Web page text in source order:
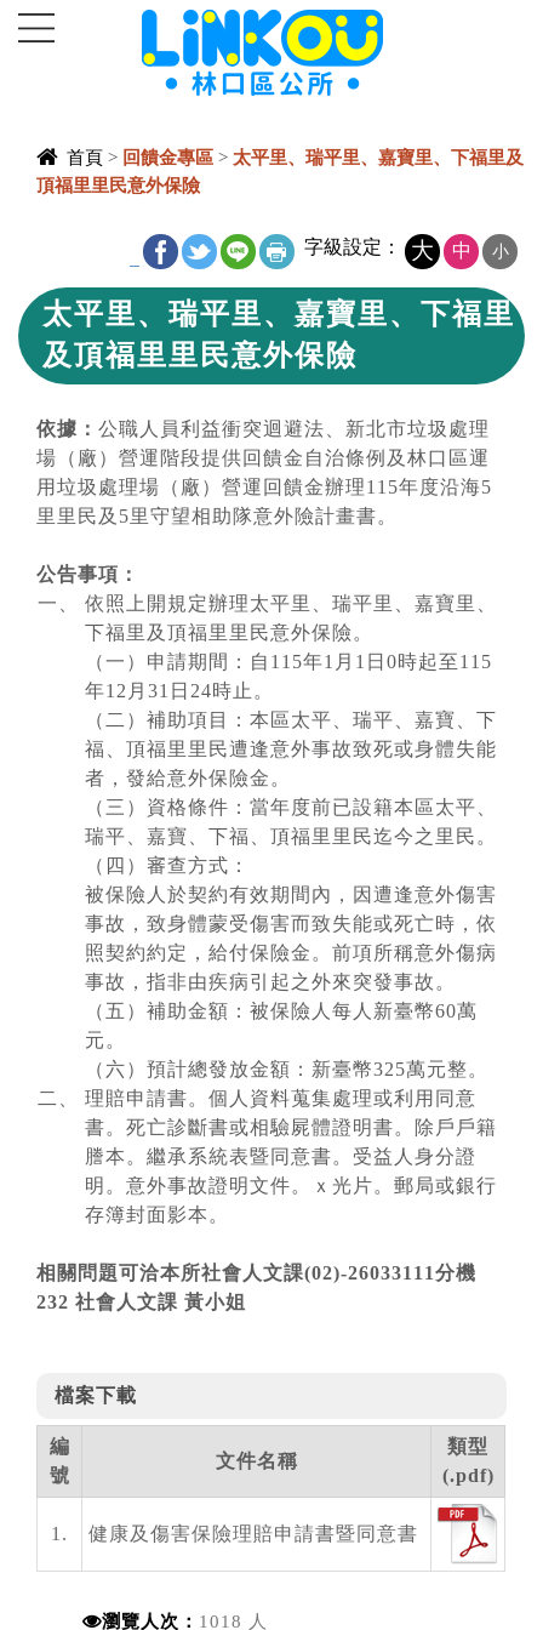
進入內容區塊
首頁 > 回饋金專區 > 太平里、瑞平里、嘉寶里、下福里及
頂福里里民意外保險
字級設定： 大 中 小
太平里、瑞平里、嘉寶里、下福里
及頂福里里民意外保險
依據： 公職人員利益衝突迴避法、新北市垃圾處理
場（廠）營運階段提供回饋金自治條例及林口區運
用垃圾處理場（廠）營運回饋金辦理115年度沿海5
里里民及5里守望相助隊意外險計畫書。
公告事項：
依照上開規定辦理太平里、瑞平里、嘉寶里、
下福里及頂福里里民意外保險。
（一）申請期間：自115年1月1日0時起至115
年12月31日24時止。
（二）補助項目：本區太平、瑞平、嘉寶、下
福、頂福里里民遭逢意外事故致死或身體失能
者，發給意外保險金。
（三）資格條件：當年度前已設籍本區太平、
瑞平、嘉寶、下福、頂福里里民迄今之里民。
（四）審查方式：
被保險人於契約有效期間內，因遭逢意外傷害
事故，致身體蒙受傷害而致失能或死亡時，依
照契約約定，給付保險金。前項所稱意外傷病
事故，指非由疾病引起之外來突發事故。
（五）補助金額：被保險人每人新臺幣60萬
元。
（六）預計總發放金額：新臺幣325萬元整。
理賠申請書。個人資料蒐集處理或利用同意
書。死亡診斷書或相驗屍體證明書。除戶戶籍
謄本。繼承系統表暨同意書。受益人身分證
明。意外事故證明文件。ｘ光片。郵局或銀行
存簿封面影本。
相關問題可洽本所社會人文課(02)-26033111分機
232 社會人文課 黃小姐
檔案下載
編
號
文件名稱
類型
(.pdf)
1. 健康及傷害保險理賠申請書暨同意書
瀏覽人次： 1018 人